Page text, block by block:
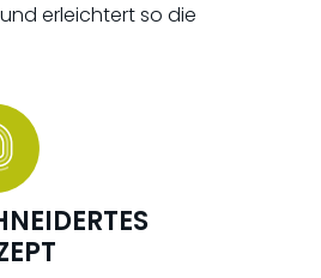
erleichtert so die